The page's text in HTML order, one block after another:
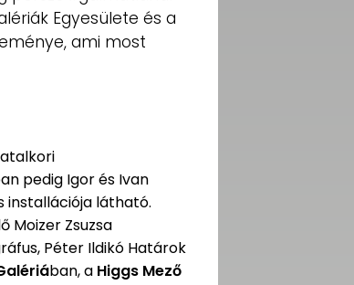
Egyesülete és a
ami most
pedig Igor és Ivan
installációja látható.
Moizer Zsuzsa
Péter Ildikó Határok
ban, a Higgs Mező